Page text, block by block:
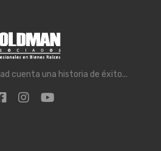
cuenta una historia de éxito...